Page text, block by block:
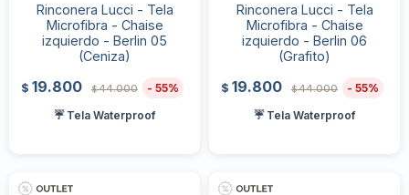
Rinconera Lucci - Tela
Microfibra - Chaise
izquierdo - Berlin 05
(Ceniza)
$ 19.800 $44.000
55
☔ Tela Waterproof
Rinconera Lucci - Tela
Microfibra - Chaise
izquierdo - Berlin 06
(Grafito)
$ 19.800 $44.000
55
☔ Tela Waterproof